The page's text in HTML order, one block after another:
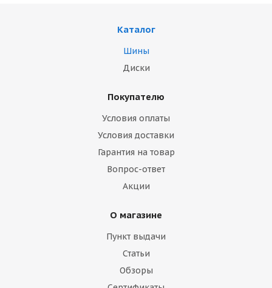
Каталог
Шины
Диски
Покупателю
Условия оплаты
Условия доставки
Гарантия на товар
Вопрос-ответ
Акции
О магазине
Пункт выдачи
Статьи
Обзоры